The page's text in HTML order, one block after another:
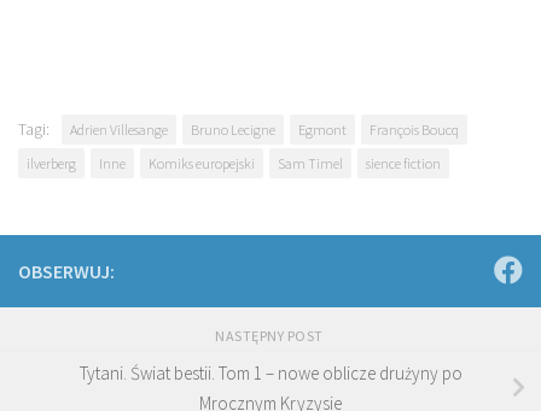
Tagi: Adrien Villesange Bruno Lecigne Egmont
François Boucq
ilverberg
Inne Komiks europejski Sam Timel sience fiction
OBSERWUJ:
NASTĘPNY POST
Tytani. Świat bestii. Tom 1 – nowe oblicze drużyny po
Mrocznym Kryzysie